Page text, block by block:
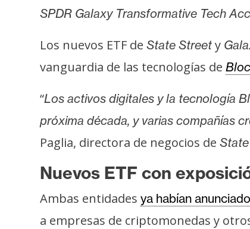
e
m
s
R
c
r
s
SPDR Galaxy Transformative Tech
Los nuevos ETF de State Street y
vanguardia de las tecnologías de
“Los activos digitales y la tecnología
próxima década, y varias compañías
Paglia, directora de negocios de
Nuevos ETF con
Ambas entidades ya habían
a empresas de criptomonedas y